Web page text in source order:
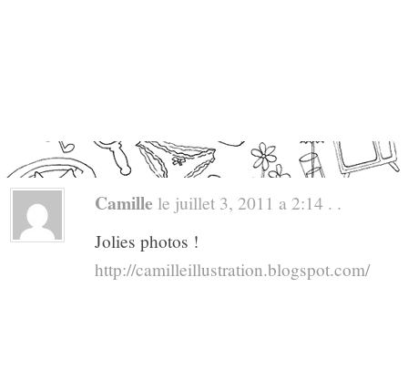
Camille le juillet 3, 2011 a 2:14 . .
Jolies photos !
http://camilleillustration.blogspot.com/